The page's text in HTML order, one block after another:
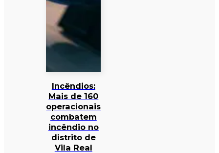
Incêndios:
Mais de 160
operacionais
combatem
incêndio no
distrito de
Vila Real